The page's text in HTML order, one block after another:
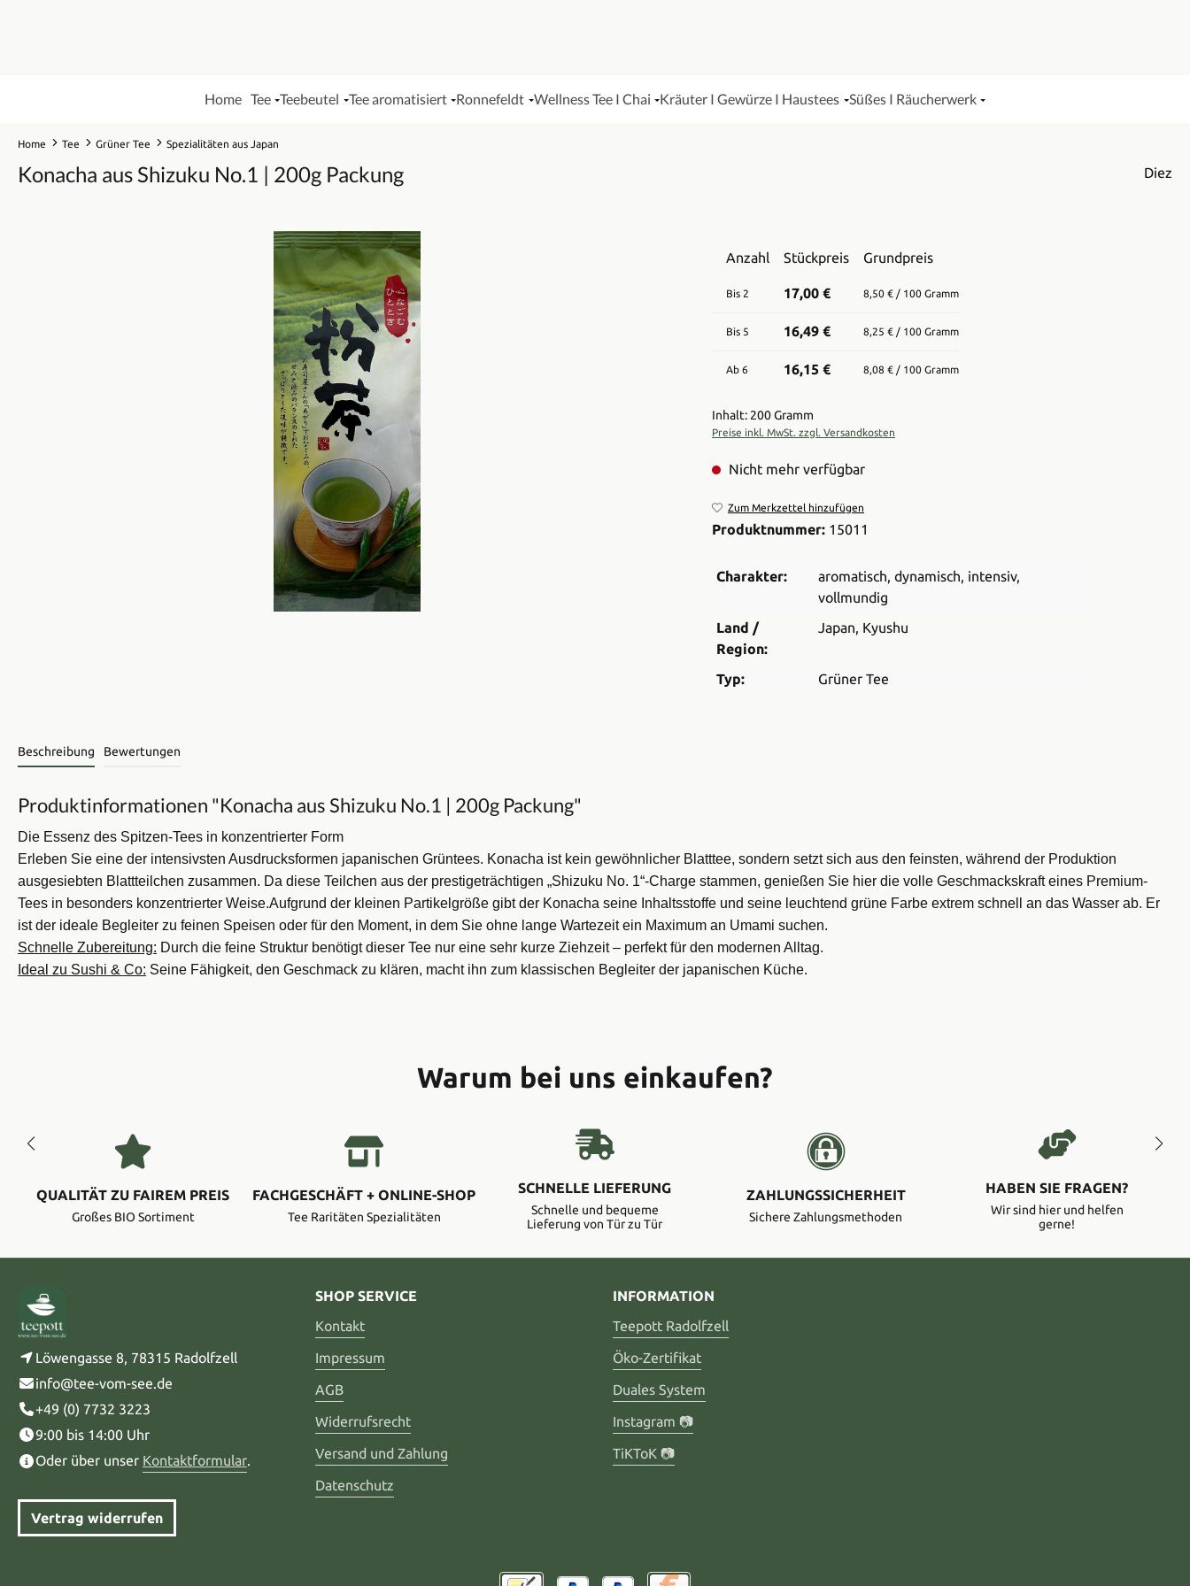
Home Tee Teebeutel Tee aromatisiert Ronnefeldt Wellness Tee I Chai Kräuter I Gewürze I Haustees Süßes I Räucherwerk
Home Tee Grüner Tee Spezialitäten aus Japan
Konacha aus Shizuku No.1 | 200g Packung Diez
Anzahl
Stückpreis Grundpreis
Bis 2 17,00 € 8,50 € / 100 Gramm
Bis 5 16,49 € 8,25 € / 100 Gramm
Ab 6 16,15 € 8,08 € / 100 Gramm
Inhalt: 200 Gramm
Preise inkl. MwSt. zzgl. Versandkosten
Nicht mehr verfügbar
Zum Merkzettel hinzufügen
Produktnummer: 15011
Charakter: aromatisch, dynamisch, intensiv,
vollmundig
Land /
Region:
Japan, Kyushu
Typ: Grüner Tee
Beschreibung Bewertungen
Produktinformationen "Konacha aus Shizuku No.1 | 200g Packung"
Die Essenz des Spitzen-Tees in konzentrierter Form
Erleben Sie eine der intensivsten Ausdrucksformen japanischen Grüntees. Konacha ist kein gewöhnlicher Blatttee, sondern setzt sich aus den feinsten, während der Produktion
ausgesiebten Blattteilchen zusammen. Da diese Teilchen aus der prestigeträchtigen „Shizuku No. 1“-Charge stammen, genießen Sie hier die volle Geschmackskraft eines Premium-
Tees in besonders konzentrierter Weise.Aufgrund der kleinen Partikelgröße gibt der Konacha seine Inhaltsstoffe und seine leuchtend grüne Farbe extrem schnell an das Wasser ab. Er
ist der ideale Begleiter zu feinen Speisen oder für den Moment, in dem Sie ohne lange Wartezeit ein Maximum an Umami suchen.
Schnelle Zubereitung: Durch die feine Struktur benötigt dieser Tee nur eine sehr kurze Ziehzeit – perfekt für den modernen Alltag.
Ideal zu Sushi & Co: Seine Fähigkeit, den Geschmack zu klären, macht ihn zum klassischen Begleiter der japanischen Küche.
Warum bei uns einkaufen?
QUALITÄT ZU FAIREM PREIS
Großes BIO Sortiment
FACHGESCHÄFT + ONLINE-SHOP
Tee Raritäten Spezialitäten
SCHNELLE LIEFERUNG
Schnelle und bequeme
Lieferung von Tür zu Tür
ZAHLUNGSSICHERHEIT
Sichere Zahlungsmethoden
HABEN SIE FRAGEN?
Wir sind hier und helfen
gerne!
Löwengasse 8, 78315 Radolfzell
info@tee-vom-see.de
+49 (0) 7732 3223
9:00 bis 14:00 Uhr
Oder über unser Kontaktformular.
Vertrag widerrufen
SHOP SERVICE
Kontakt
Impressum
AGB
Widerrufsrecht
Versand und Zahlung
Datenschutz
INFORMATION
Teepott Radolfzell
Öko-Zertifikat
Duales System
Instagram 📷
TiKToK 📷